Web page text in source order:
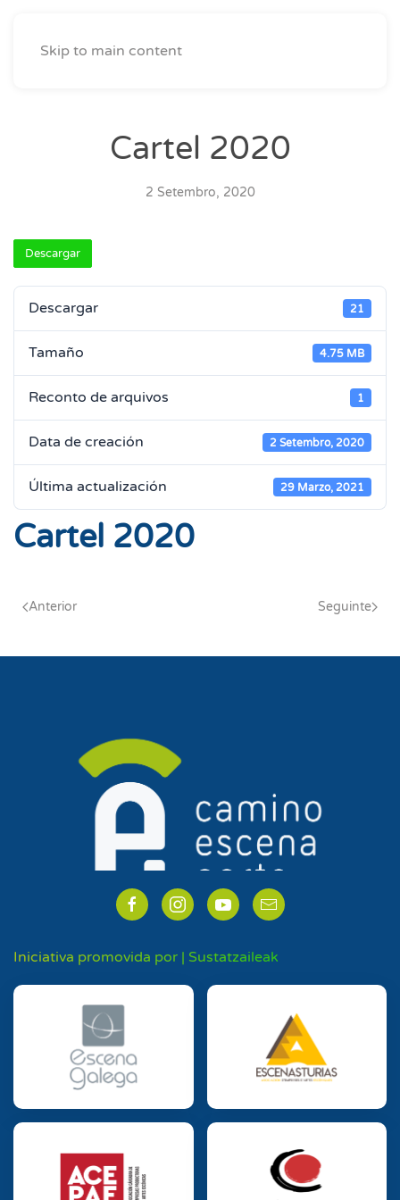
Skip to main content
Cartel 2020
2 Setembro, 2020
Descargar
Descargar 21
Tamaño 4.75 MB
Reconto de arquivos 1
Data de creación 2 Setembro, 2020
Última actualización 29 Marzo, 2021
Cartel 2020
Anterior Seguinte
Iniciativa promovida por | Sustatzaileak